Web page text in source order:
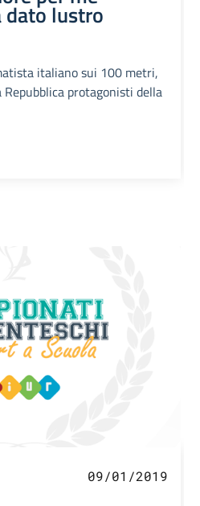
dato lustro
italiano sui 100 metri,
protagonisti della
09/01/2019